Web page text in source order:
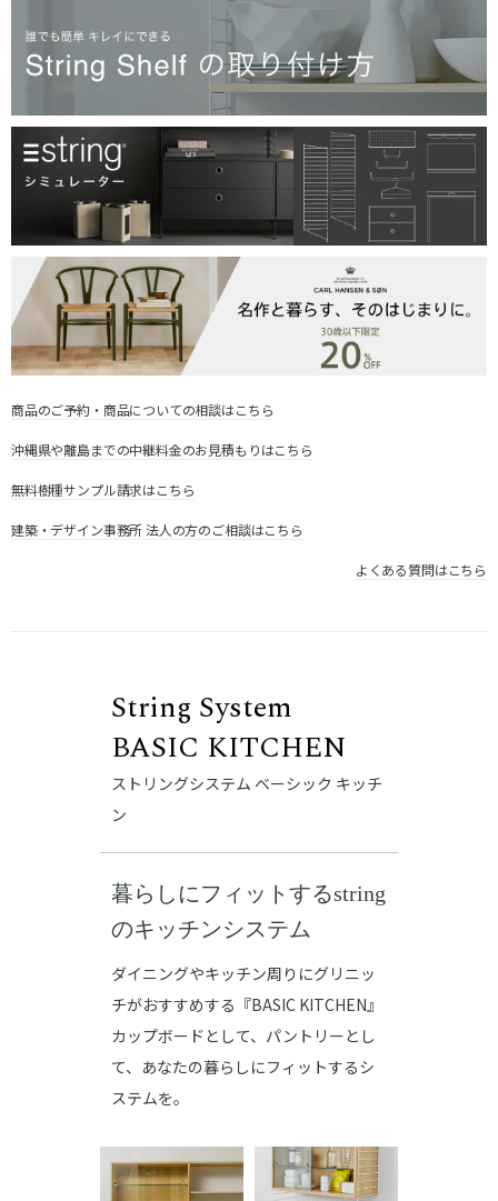
商品のご予約・商品についての相談はこちら
沖縄県や離島までの中継料金のお見積もりはこちら
無料樹種サンプル請求はこちら
建築・デザイン事務所 法人の方のご相談はこちら
よくある質問はこちら
String System
BASIC KITCHEN
ストリングシステム ベーシック キッチ
ン
暮らしにフィットするstring
のキッチンシステム
ダイニングやキッチン周りにグリニッ
チがおすすめする『BASIC KITCHEN』
カップボードとして、パントリーとし
て、あなたの暮らしにフィットするシ
ステムを。